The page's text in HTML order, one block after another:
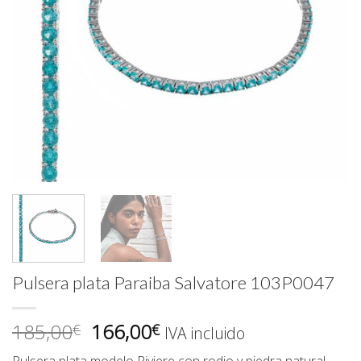
Pulsera plata Paraiba Salvatore 103P0047
185,00€ El
precio
166,00€ElIVA incluido